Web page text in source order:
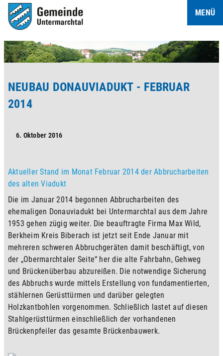
MENÜ
NEUBAU DONAUVIADUKT - FEBRUAR
2014
6. Oktober 2016
Aktueller Stand im Monat Februar 2014 der Abbrucharbeiten
des alten Viadukt
Die im Januar 2014 begonnen Abbrucharbeiten des
ehemaligen Donauviadukt bei Untermarchtal aus dem Jahre
1953 gehen zügig weiter. Die beauftragte Firma Max Wild,
Berkheim Kreis Biberach ist jetzt seit Ende Januar mit
mehreren schweren Abbruchgeräten damit beschäftigt, von
der „Obermarchtaler Seite“ her die alte Fahrbahn, Gehweg
und Brückenüberbau abzureißen. Die notwendige Sicherung
des Abbruchs wurde mittels Erstellung von fundamentierten,
stählernen Gerüsttürmen und darüber gelegten
Holzkantbohlen vorgenommen. Schließlich lastet auf diesen
Stahlgerüsttürmen einschließlich der vorhandenen
Brückenpfeiler das gesamte Brückenbauwerk.